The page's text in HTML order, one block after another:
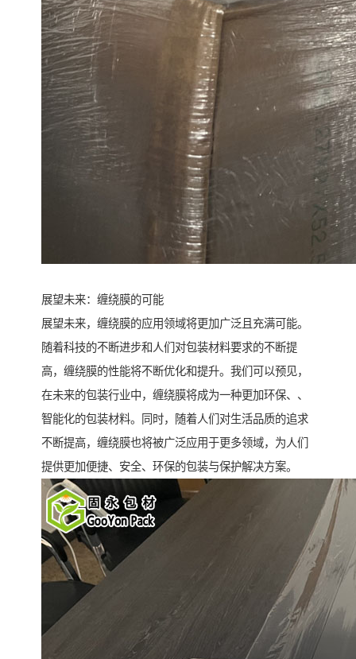
展望未来：缠绕膜的可能
展望未来，缠绕膜的应用领域将更加广泛且充满可能。
随着科技的不断进步和人们对包装材料要求的不断提
高，缠绕膜的性能将不断优化和提升。我们可以预见，
在未来的包装行业中，缠绕膜将成为一种更加环保、、
智能化的包装材料。同时，随着人们对生活品质的追求
不断提高，缠绕膜也将被广泛应用于更多领域，为人们
提供更加便捷、安全、环保的包装与保护解决方案。